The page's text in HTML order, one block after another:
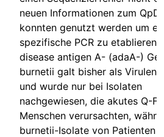
neuen Informationen zum
konnten genutzt werden um
spezifische PCR zu
disease antigen A- (adaA-)
burnetii galt bisher als
und wurde nur bei Isolaten
nachgewiesen, die akutes Q-
Menschen verursachten,
burnetii-Isolate von Patienten